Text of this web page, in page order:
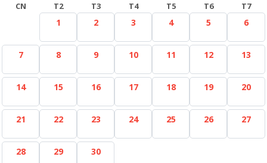
CN T2 T3 T4 T5 T6 T7
1 2 3 4 5 6
7 8 9 10 11 12 13
14 15 16 17 18 19 20
21 22 23 24 25 26 27
28 29 30